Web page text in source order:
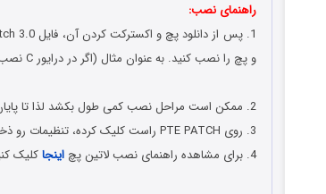
راهنمای نصب:
و پچ را نصب کنید. به عنوان مثال (اگر در درایور C نصب شده):
2. ممکن است مراحل نصب کمی طول بکشد لذا تا پایان نصب آپدیت صبور باشید.
3. روی PTE PATCH راست کلیک کرده، تنظیمات رو ذخیره کرده و بازی را بصورت Run as admin اجرا نمائید.
4. برای مشاهده راهنمای نصب لاتین پچ
اینجاکلیک